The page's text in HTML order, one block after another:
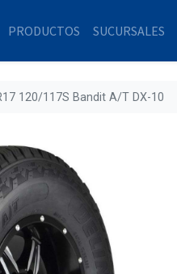
PRODUCTOS SUCURSALES
120/117S Bandit A/T DX-10